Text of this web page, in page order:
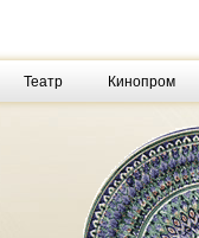
Театр Кинопром